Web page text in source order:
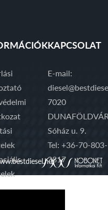
KAPCSOLAT
E-mail:
7020
Sóház u. 9.
Tel: +36-70-803-
3817